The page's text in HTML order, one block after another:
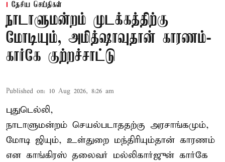
தேசிய செய்திகள்
நாடாளுமன்றம் முடக்கத்திற்கு
மோடியும், அமித்ஷாவுதான் காரணம்-
கார்கே குற்றச்சாட்டு
Published on: 10 Aug 2026, 8:26 am
புதுடெல்லி,
நாடாளுமன்றம் செயல்படாததற்கு அரசாங்கமும்,
மோடி ஜியும், உள்துறை மந்திரியும்தான் காரணம்
என காங்கிரஸ் தலைவர் மல்லிகார்ஜுன் கார்கே